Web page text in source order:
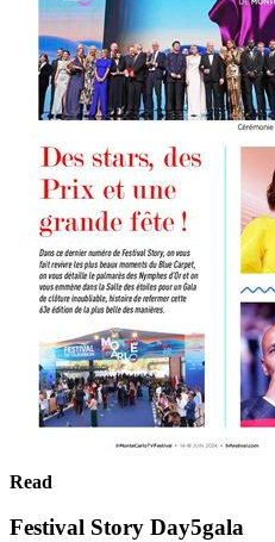
Read
Festival Story Day5gala